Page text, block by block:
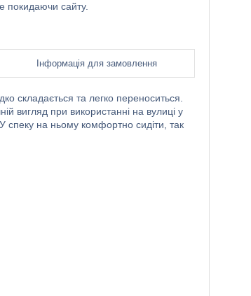
покидаючи сайту.
Інформація для замовлення
складається та легко переноситься.
вигляд при використанні на вулиці у
спеку на ньому комфортно сидіти, так